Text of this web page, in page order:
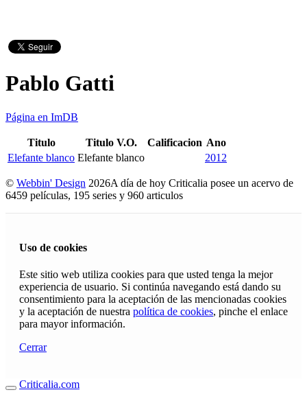
Pablo Gatti
Página en ImDB
Titulo Titulo V.O. Calificacion Ano
Elefante blanco Elefante blanco 2012
© Webbin' Design 2026A día de hoy Criticalia posee un acervo de
6459 películas, 195 series y 960 articulos
Uso de cookies
Este sitio web utiliza cookies para que usted tenga la mejor
experiencia de usuario. Si continúa navegando está dando su
consentimiento para la aceptación de las mencionadas cookies
y la aceptación de nuestra política de cookies, pinche el enlace
para mayor información.
Cerrar
Criticalia.com